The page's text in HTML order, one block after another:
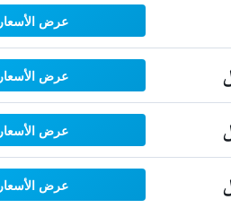
عرض الأسعار
عرض الأسعار
عرض الأسعار
عرض الأسعار